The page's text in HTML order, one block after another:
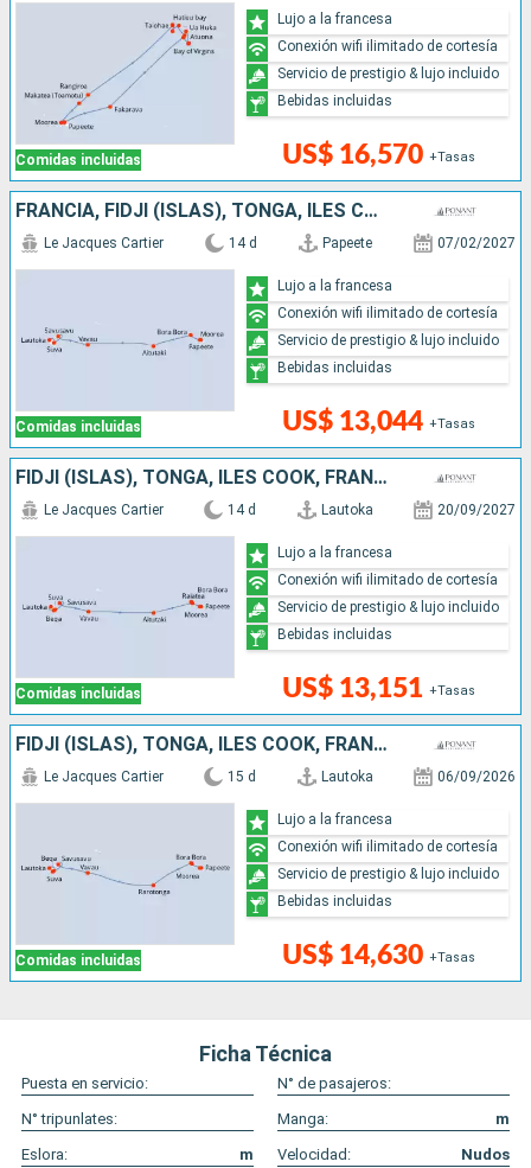
Comidas incluidas US$ 16,570 +Tasas
Lujo a la francesa
Conexión wifi ilimitado de cortesía
Servicio de prestigio & lujo incluido
Bebidas incluidas
FRANCIA, FIDJI (ISLAS), TONGA, ILES COOK
Comidas incluidas
Le Jacques Cartier 14 d Papeete 07/02/2027
US$ 13,044 +Tasas
Lujo a la francesa
Conexión wifi ilimitado de cortesía
Servicio de prestigio & lujo incluido
Bebidas incluidas
FIDJI (ISLAS), TONGA, ILES COOK, FRANCIA
Comidas incluidas
Le Jacques Cartier 14 d Lautoka 20/09/2027
US$ 13,151 +Tasas
Lujo a la francesa
Conexión wifi ilimitado de cortesía
Servicio de prestigio & lujo incluido
Bebidas incluidas
FIDJI (ISLAS), TONGA, ILES COOK, FRANCIA
Comidas incluidas
Le Jacques Cartier 15 d Lautoka 06/09/2026
US$ 14,630 +Tasas
Lujo a la francesa
Conexión wifi ilimitado de cortesía
Servicio de prestigio & lujo incluido
Bebidas incluidas
Ficha Técnica
Puesta en servicio:
N° de pasajeros:
N° tripunlates:
Manga:
m
Eslora:
m Velocidad: Nudos